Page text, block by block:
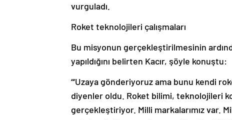
vurguladı.
Roket teknolojileri çalışmaları
Bu misyonun gerçekleştirilmesinin
yapıldığını belirten Kacır, şöyle konuştu:
“‘Uzaya gönderiyoruz ama bunu kendi
diyenler oldu. Roket bilimi, teknolojileri
gerçekleştiriyor. Milli markalarımız var.